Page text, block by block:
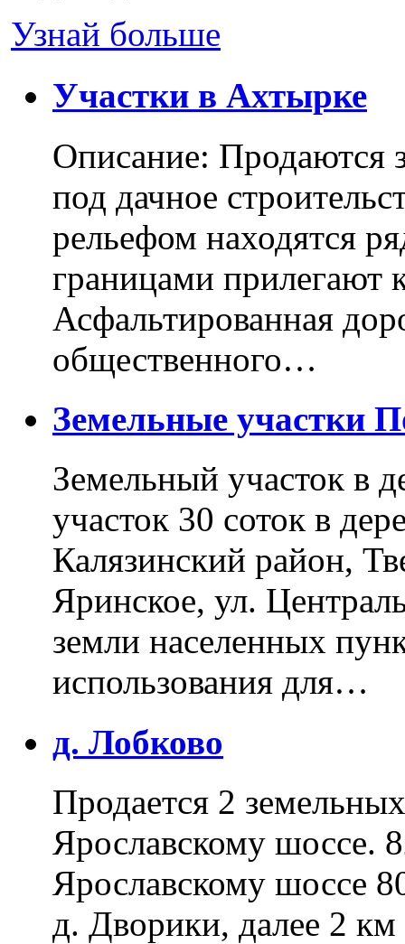
Узнай больше
Участки в Ахтырке
Описание: Продаются
под дачное
рельефом находятся
границами прилегают
Асфальтированная
общественного…
Земельные участки
Земельный участок в
участок 30 соток в
Калязинский район,
Яринское, ул.
земли населенных
использования для…
д. Лобково
Продается 2
Ярославскому
Ярославскому шоссе
д. Дворики, далее 2